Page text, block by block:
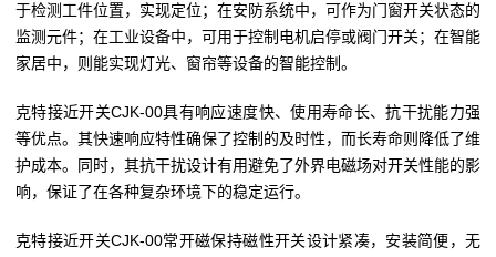
于检测工件位置，实现定位；在安防系统中，可作为门窗开关状态的
监测元件；在工业设备中，可用于控制电机启停或阀门开关；在智能
家居中，则能实现灯光、窗帘等设备的智能控制。
克特接近开关CJK-00具有响应速度快、使用寿命长、抗干扰能力强
等优点。其快速响应特性确保了控制的及时性，而长寿命则降低了维
护成本。同时，其抗干扰设计有用避免了外界电磁场对开关性能的影
响，保证了在各种复杂环境下的稳定运行。
克特接近开关CJK-00常开磁保持磁性开关设计紧凑，安装简便，无